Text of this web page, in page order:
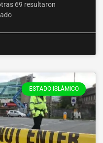
69 resultaron
ESTADO ISLÁMICO